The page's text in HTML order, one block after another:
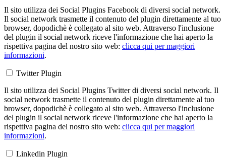
Il sito utilizza dei Social Plugins Facebook di diversi social network.
Il social network trasmette il contenuto del plugin direttamente al tuo
browser, dopodichè è collegato al sito web. Attraverso l'inclusione
del plugin il social network riceve l'informazione che hai aperto la
rispettiva pagina del nostro sito web: clicca qui per maggiori
informazioni.
Twitter Plugin
Il sito utilizza dei Social Plugins Twitter di diversi social network. Il
social network trasmette il contenuto del plugin direttamente al tuo
browser, dopodichè è collegato al sito web. Attraverso l'inclusione
del plugin il social network riceve l'informazione che hai aperto la
rispettiva pagina del nostro sito web: clicca qui per maggiori
informazioni.
Linkedin Plugin